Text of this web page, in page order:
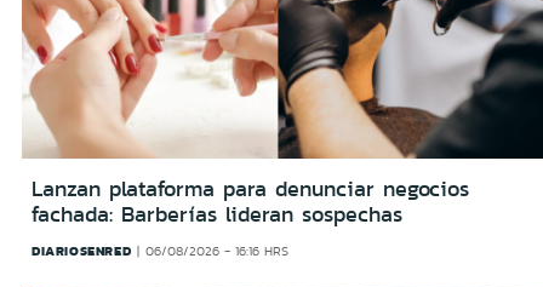
Lanzan plataforma para denunciar negocios
fachada: Barberías lideran sospechas
DIARIOSENRED 06/08/2026 - 16:16 HRS